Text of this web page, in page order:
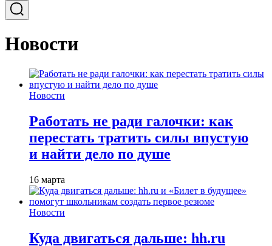
Новости
Новости
Работать не ради галочки: как
перестать тратить силы впустую
и найти дело по душе
16 марта
Новости
Куда двигаться дальше: hh.ru